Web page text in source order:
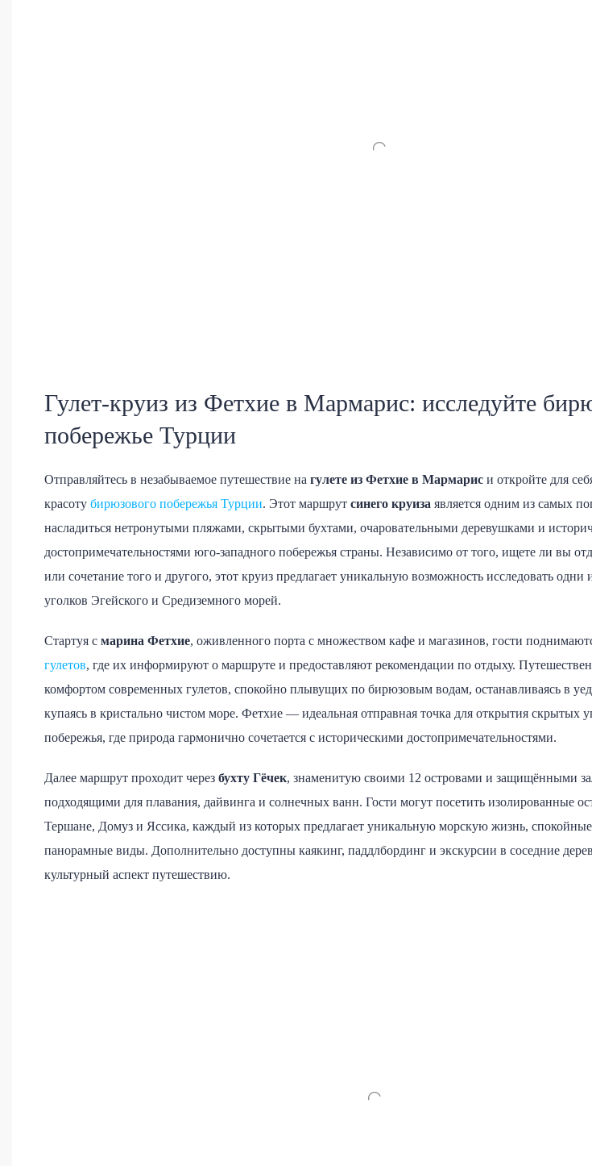
Гулет-круиз из Фетхие в Мармарис: исследуйте
побережье Турции
Отправляйтесь в незабываемое путешествие на гулете из Фетхие в Мармарис и откройте для
красоту бирюзового побережья Турции. Этот маршрут синего круиза является одним из самых
насладиться нетронутыми пляжами, скрытыми бухтами, очаровательными деревушками и
достопримечательностями юго-западного побережья страны. Независимо от того, ищете ли вы
или сочетание того и другого, этот круиз предлагает уникальную возможность исследовать
уголков Эгейского и Средиземного морей.
Стартуя с марина Фетхие, оживленного порта с множеством кафе и магазинов, гости
гулетов, где их информируют о маршруте и предоставляют рекомендации по отдыху.
комфортом современных гулетов, спокойно плывущих по бирюзовым водам, останавливаясь в
купаясь в кристально чистом море. Фетхие — идеальная отправная точка для открытия скрытых
побережья, где природа гармонично сочетается с историческими достопримечательностями.
Далее маршрут проходит через бухту Гёчек, знаменитую своими 12 островами и защищёнными
подходящими для плавания, дайвинга и солнечных ванн. Гости могут посетить изолированные
Тершане, Домуз и Яссика, каждый из которых предлагает уникальную морскую жизнь,
панорамные виды. Дополнительно доступны каякинг, паддлбординг и экскурсии в соседние
культурный аспект путешествию.